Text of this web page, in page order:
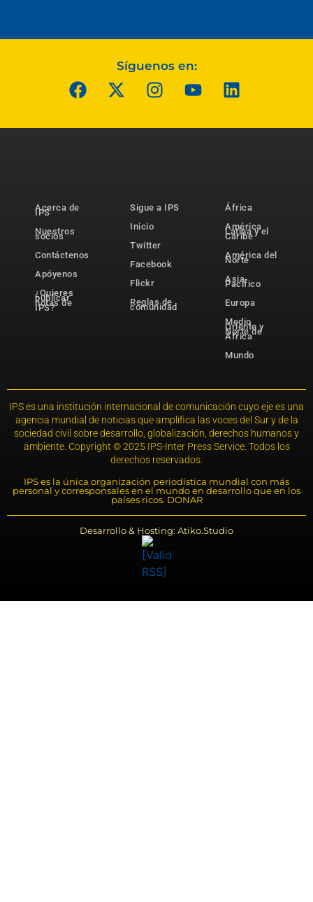
Síguenos en:
Acerca de
IPS
Nuestros
socios
Contáctenos
Apóyenos
¿Quieres
publicar
notas de
IPS?
Sigue a IPS
Inicio
Twitter
Facebook
Flickr
Reglas de
comunidad
África
América
Latina y el
Caribe
América del
Norte
Asia-
Pacífico
Europa
Medio
Oriente y
Norte de
África
Mundo
IPS es una institución internacional de comunicación cuyo eje es una
agencia mundial de noticias que amplifica las voces del Sur y de la
sociedad civil sobre desarrollo, globalización, derechos humanos y
ambiente. Copyright © 2025 IPS-Inter Press Service. Todos los
derechos reservados.
IPS es la única organización periodística mundial con más
personal y corresponsales en el mundo en desarrollo que en los
países ricos. DONAR
Desarrollo & Hosting: Atiko.Studio